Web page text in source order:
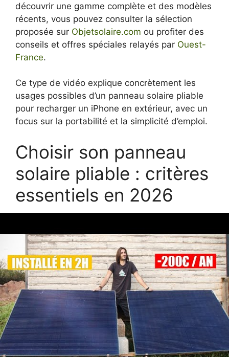
découvrir une gamme complète et des modèles
récents, vous pouvez consulter la sélection
proposée sur Objetsolaire.com ou profiter des
conseils et offres spéciales relayés par Ouest-
France.
Ce type de vidéo explique concrètement les
usages possibles d’un panneau solaire pliable
pour recharger un iPhone en extérieur, avec un
focus sur la portabilité et la simplicité d’emploi.
Choisir son panneau
solaire pliable : critères
essentiels en 2026
d’un panneau solaire pliable efficace et adapté
à l’usage mobile. La puissance, la compatibilité
des ports, la résistance aux conditions
extérieures, et surtout la facilité de pliage sont
des facteurs clés. Le poids reste un élément
déterminant pour les voyageurs souhaitant
alléger leur équipement.
La garantie offerte par le fabricant et la qualité
des matériaux utilisés permettent également